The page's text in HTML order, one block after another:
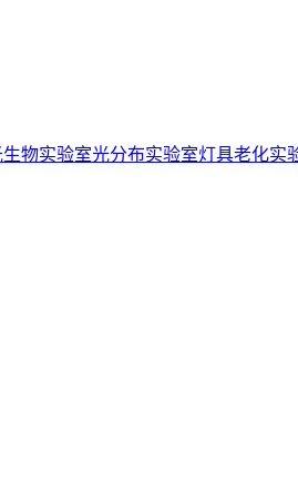
生物实验室光分布实验室灯具老化实